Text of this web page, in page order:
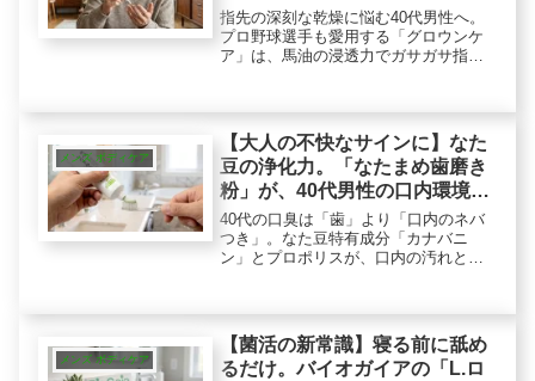
する？
指先の深刻な乾燥に悩む40代男性へ。
プロ野球選手も愛用する「グロウンケ
ア」は、馬油の浸透力でガサガサ指を
能。ハンドクリームとは一線を画す指
先のメンテナンス・ギアをご紹介しま
す。
メンズ ボディケア
【大人の不快なサインに】なた
豆の浄化力。「なたまめ歯磨き
粉」が、40代男性の口内環境を
整える
40代の口臭は「歯」より「口内のネバ
つき」。なた豆特有成分「カナバニ
ン」とプロポリスが、口内の汚れとネ
粉」の実力を、成分オタクが徹底分
析。
メンズ ボディケア
【菌活の新常識】寝る前に舐め
るだけ。バイオガイアの「L.ロ